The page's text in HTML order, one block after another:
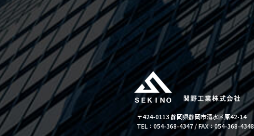
〒424-0113 静岡県静岡市清水区原42-14
TEL：054-368-4347 / FAX：054-368-4348